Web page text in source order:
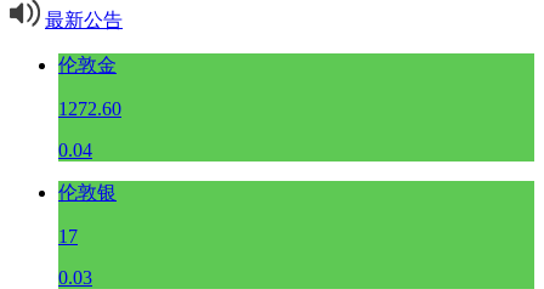
最新公告
伦敦金
1272.60
0.04
伦敦银
17
0.03